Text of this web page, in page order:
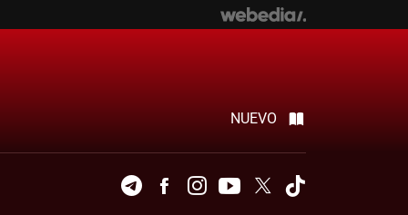
NUEVO
TelegramFacebookInstagramYoutubeTwitter